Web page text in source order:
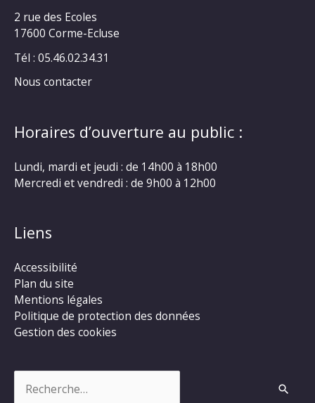
2 rue des Ecoles
17600 Corme-Ecluse
Tél : 05.46.02.34.31
Nous contacter
Horaires d’ouverture au public :
Lundi, mardi et jeudi : de 14h00 à 18h00
Mercredi et vendredi : de 9h00 à 12h00
Liens
Accessibilité
Plan du site
Mentions légales
Politique de protection des données
Gestion des cookies